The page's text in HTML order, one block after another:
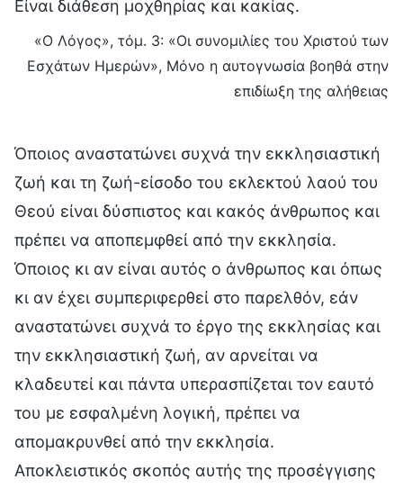
Είναι διάθεση μοχθηρίας και κακίας.
«Ο Λόγος», τόμ. 3: «Οι συνομιλίες του Χριστού των
Εσχάτων Ημερών», Μόνο η αυτογνωσία βοηθά στην
επιδίωξη της αλήθειας
Όποιος αναστατώνει συχνά την εκκλησιαστική
ζωή και τη ζωή-είσοδο του εκλεκτού λαού του
Θεού είναι δύσπιστος και κακός άνθρωπος και
πρέπει να αποπεμφθεί από την εκκλησία.
Όποιος κι αν είναι αυτός ο άνθρωπος και όπως
κι αν έχει συμπεριφερθεί στο παρελθόν, εάν
αναστατώνει συχνά το έργο της εκκλησίας και
την εκκλησιαστική ζωή, αν αρνείται να
κλαδευτεί και πάντα υπερασπίζεται τον εαυτό
του με εσφαλμένη λογική, πρέπει να
απομακρυνθεί από την εκκλησία.
Αποκλειστικός σκοπός αυτής της προσέγγισης